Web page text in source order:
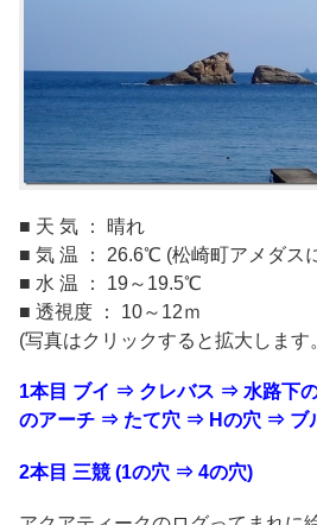
■ 天 気 ： 晴れ
■ 気 温 ： 26.6℃ (松崎町アメダス
■ 水 温 ： 19～19.5℃
■ 透視度 ： 10～12ｍ
(写真はクリックすると拡大します
1本目 ブイ ⇒ クレバス ⇒ 水路下
のアーチ ⇒ たて穴 ⇒ Hの穴 ⇒ ブ
2本目 三競 (1の穴 ⇒ 4の穴)